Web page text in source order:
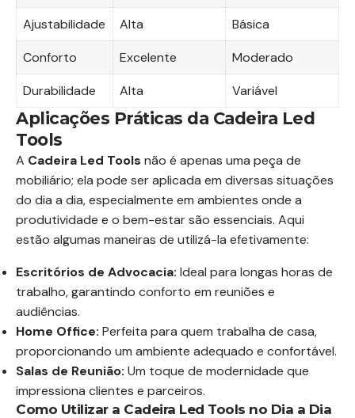
Ajustabilidade Alta
Básica
Conforto
Excelente
Moderado
Durabilidade
Alta Variável
Aplicações Práticas da Cadeira Led
Tools
A Cadeira Led Tools não é apenas uma peça de
mobiliário; ela pode ser aplicada em diversas situações
do dia a dia, especialmente em ambientes onde a
produtividade e o bem-estar são essenciais. Aqui
estão algumas maneiras de utilizá-la efetivamente:
Escritórios de Advocacia: Ideal para longas horas de
trabalho, garantindo conforto em reuniões e
audiências.
Home Office: Perfeita para quem trabalha de casa,
proporcionando um ambiente adequado e confortável.
Salas de Reunião: Um toque de modernidade que
impressiona clientes e parceiros.
Como Utilizar a Cadeira Led Tools no Dia a Dia